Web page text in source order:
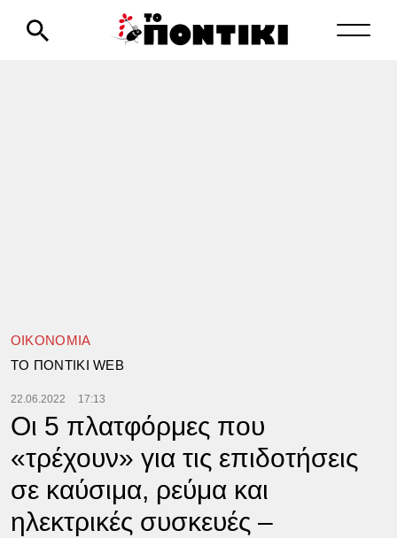
ΟΙΚΟΝΟΜΙΑ
TΟ ΠΟΝΤΙΚΙ WEB
22.06.2022 17:13
Οι 5 πλατφόρμες που
«τρέχουν» για τις επιδοτήσεις
σε καύσιμα, ρεύμα και
ηλεκτρικές συσκευές –